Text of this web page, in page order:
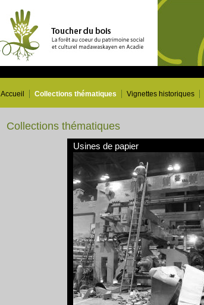
Accueil Collections thématiques Vignettes historiques
Collections thématiques
Usines de papier